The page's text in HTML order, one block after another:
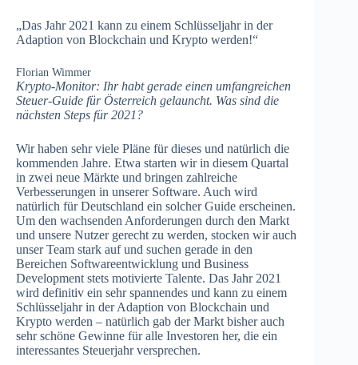
„Das Jahr 2021 kann zu einem Schlüsseljahr in der
Adaption von Blockchain und Krypto werden!“
Florian Wimmer
Krypto-Monitor: Ihr habt gerade einen umfangreichen
Steuer-Guide für Österreich gelauncht. Was sind die
nächsten Steps für 2021?
Wir haben sehr viele Pläne für dieses und natürlich die
kommenden Jahre. Etwa starten wir in diesem Quartal
in zwei neue Märkte und bringen zahlreiche
Verbesserungen in unserer Software. Auch wird
natürlich für Deutschland ein solcher Guide erscheinen.
Um den wachsenden Anforderungen durch den Markt
und unsere Nutzer gerecht zu werden, stocken wir auch
unser Team stark auf und suchen gerade in den
Bereichen Softwareentwicklung und Business
Development stets motivierte Talente. Das Jahr 2021
wird definitiv ein sehr spannendes und kann zu einem
Schlüsseljahr in der Adaption von Blockchain und
Krypto werden – natürlich gab der Markt bisher auch
sehr schöne Gewinne für alle Investoren her, die ein
interessantes Steuerjahr versprechen.